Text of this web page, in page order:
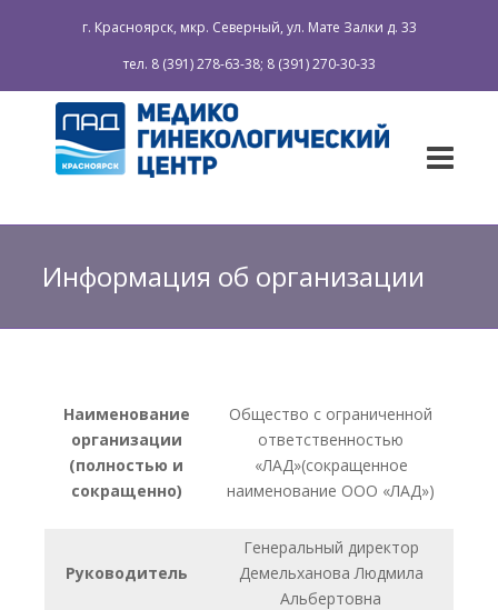
г. Красноярск, мкр. Северный, ул. Мате Залки д. 33
тел. 8 (391) 278-63-38; 8 (391) 270-30-33
Информация об организации
Наименование
организации
(полностью и
сокращенно)
Общество с ограниченной
ответственностью
«ЛАД»(сокращенное
наименование ООО «ЛАД»)
Руководитель
Генеральный директор
Демельханова Людмила
Альбертовна